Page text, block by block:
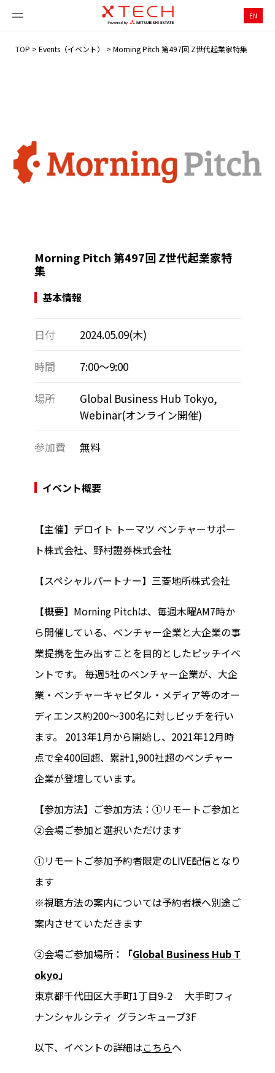
EN
TOP > Events（イベント） > Morning Pitch 第497回 Z世代起業家特集
Morning Pitch 第497回 Z世代起業家特
集
基本情報
日付 2024.05.09(木)
時間 7:00～9:00
場所
Global Business Hub Tokyo,
Webinar(オンライン開催)
参加費 無料
イベント概要
【主催】デロイト トーマツ ベンチャーサポー
ト株式会社、野村證券株式会社
【スペシャルパートナー】三菱地所株式会社
【概要】Morning Pitchは、毎週木曜AM7時か
ら開催している、ベンチャー企業と大企業の事
業提携を生み出すことを目的としたピッチイベ
ントです。 毎週5社のベンチャー企業が、大企
業・ベンチャーキャピタル・メディア等のオー
ディエンス約200～300名に対しピッチを行い
ます。 2013年1月から開始し、2021年12月時
点で全400回超、累計1,900社超のベンチャー
企業が登壇しています。
【参加方法】ご参加方法：①リモートご参加と
②会場ご参加と選択いただけます
①リモートご参加予約者限定のLIVE配信となり
ます
※視聴方法の案内については予約者様へ別途ご
案内させていただきます
②会場ご参加場所： 「Global Business Hub T
okyo」
東京都千代田区大手町1丁目9-2 大手町フィ
ナンシャルシティ グランキューブ3F
以下、イベントの詳細はこちらへ